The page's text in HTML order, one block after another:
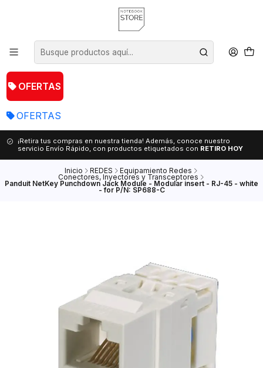
OFERTAS
OFERTAS
¡Retira tus compras en nuestra tienda! Además, conoce nuestro
servicio Envío Rápido, con productos etiquetados con RETIRO HOY
Inicio REDES Equipamiento Redes
Conectores, Inyectores y Transceptores
Panduit NetKey Punchdown Jack Module - Modular insert - RJ-45 - white
- for P/N: SP688-C